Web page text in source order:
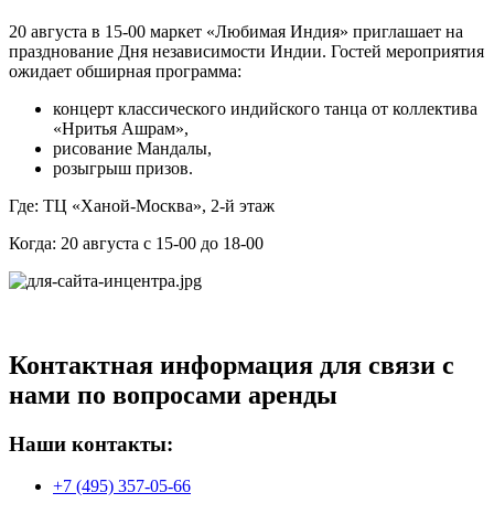
20 августа в 15-00 маркет «Любимая Индия» приглашает на
празднование Дня независимости Индии. Гостей мероприятия
ожидает обширная программа:
концерт классического индийского танца от коллектива
«Нритья Ашрам»,
рисование Мандалы,
розыгрыш призов.
Где: ТЦ «Ханой-Москва», 2-й этаж
Когда: 20 августа с 15-00 до 18-00
Контактная информация для связи с
нами по вопросами аренды
Наши контакты:
+7 (495) 357-05-66